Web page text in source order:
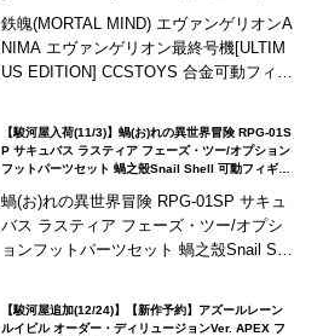
鉄魄(MORTAL MIND) エヴァンゲリオンA
NIMA エヴァンゲリオン最終号機[ULTIM
US EDITION] CCSTOYS 合金可動フィギ
属！
【駿河屋入荷(11/3)】蝸(お)れの異世界冒険 RPG-01S
P サキュバス ラスティア フェーズ・ツー/オプション
フットパーツセット 蝸之殼Snail Shell 可動フィギュ
蝸(お)れの異世界冒険 RPG-01SP サキュ
バス ラスティア フェーズ・ツー/オプシ
ョンフットパーツセット 蝸之殼Snail She
【駿河屋追加(12/24)】【新作予約】アズールレーン
ルイビル オーダー・ディリュージョンVer. APEX フ